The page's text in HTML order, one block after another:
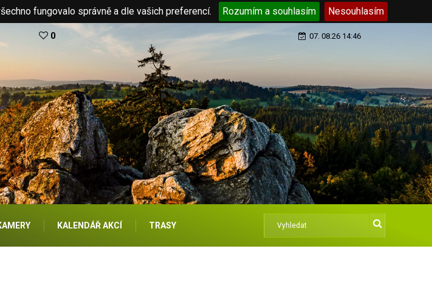
fungovalo správně a dle vašich preferencí. Rozumím a souhlasím Nesouhlasím
0 07. 08.26 14:46
KALENDÁŘ AKCÍ TRASY